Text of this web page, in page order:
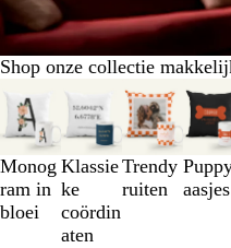
Shop onze collectie
Monog
ram in
bloei
Klassie
ke
coördin
aten
Trendy
ruiten
aasjes
t/m
3
8